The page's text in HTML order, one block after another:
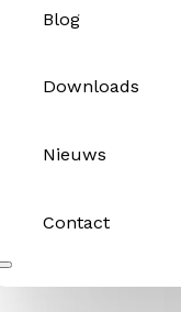
Blog
Downloads
Nieuws
Contact